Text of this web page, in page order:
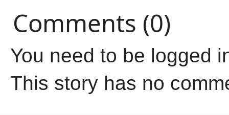
Comments (0)
You need to be logged
This story has no